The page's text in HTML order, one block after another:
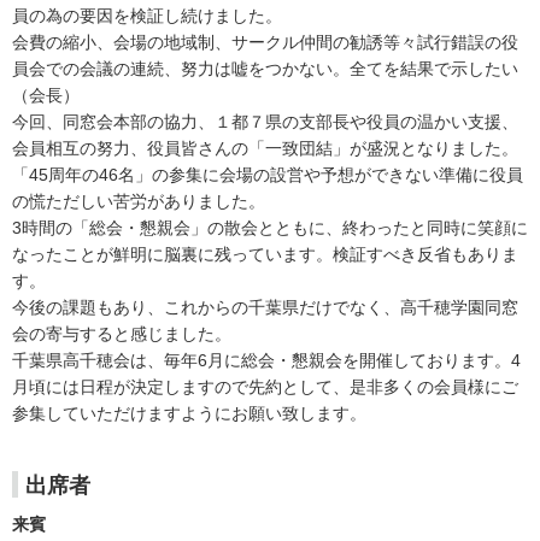
員の為の要因を検証し続けました。
会費の縮小、会場の地域制、サークル仲間の勧誘等々試行錯誤の役
員会での会議の連続、努力は嘘をつかない。全てを結果で示したい
（会長）
今回、同窓会本部の協力、１都７県の支部長や役員の温かい支援、
会員相互の努力、役員皆さんの「一致団結」が盛況となりました。
「45周年の46名」の参集に会場の設営や予想ができない準備に役員
の慌ただしい苦労がありました。
3時間の「総会・懇親会」の散会とともに、終わったと同時に笑顔に
なったことが鮮明に脳裏に残っています。検証すべき反省もありま
す。
今後の課題もあり、これからの千葉県だけでなく、高千穂学園同窓
会の寄与すると感じました。
千葉県高千穂会は、毎年6月に総会・懇親会を開催しております。4
月頃には日程が決定しますので先約として、是非多くの会員様にご
参集していただけますようにお願い致します。
出席者
来賓